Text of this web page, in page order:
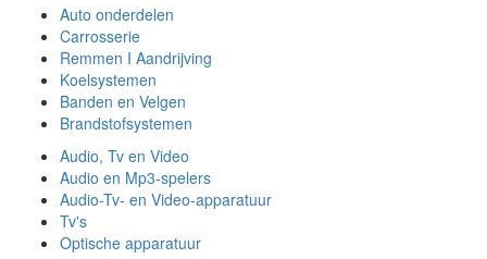
Auto onderdelen
Carrosserie
Remmen I Aandrijving
Koelsystemen
Banden en Velgen
Brandstofsystemen
Audio, Tv en Video
Audio en Mp3-spelers
Audio-Tv- en Video-apparatuur
Tv's
Optische apparatuur